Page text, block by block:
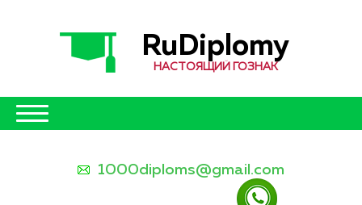
RuDiplomy
НАСТОЯЩИЙ ГОЗНАК
1000diploms@gmail.com